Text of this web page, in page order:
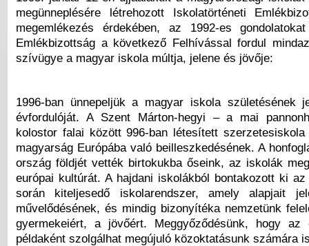
megünneplésére létrehozott Iskolatör­téneti
megemlékezés érdeké­ben, az 1992-es
Emlékbizott­ság a következő Felhívással fordul
szívügye a magyar iskola múltja, jelene és jövője:
1996-ban ünnepeljük a magyar iskola születésének
évfordulóját. A Szent Márton-hegyi – a mai
kolostor falai között 996-ban létesített
magyarság Euró­pába való beilleszkedésének. A
ország földjét vették birtokukba őseink, az iskolák
európai kultúrát. A hajdani iskolákból bontakozott ki
során kiteljesedő iskola­rendszer, amely alapjait
művelődésé­nek, és mindig bizonyítéka nemzetünk
gyermekeiért, a jövőért. Meggyőződésünk, hogy
példaként szolgálhat megújuló közoktatá­sunk számára